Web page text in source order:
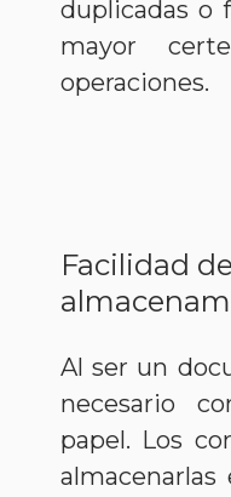
duplicadas o
mayor
operaciones.
Facilidad de
Al ser un
necesario
papel. Los
almacenarlas